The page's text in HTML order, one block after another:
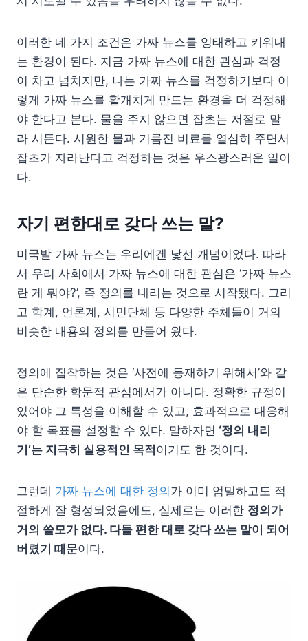
이러한 네 가지 조건은 가짜 뉴스를 잉태하고 키워내
는 환경이 된다. 지금 가짜 뉴스에 대한 관심과 걱정
이 차고 넘치지만, 나는 가짜 뉴스를 걱정하기보다 이
렇게 가짜 뉴스를 활개치게 만드는 환경을 더 걱정해
야 한다고 본다. 물을 주지 않으면 잡초는 저절로 말
라 시든다. 시원한 물과 기름진 비료를 열심히 주면서
잡초가 자라난다고 걱정하는 것은 우스꽝스러운 일이
다.
자기 편한대로 갖다 쓰는 말?
미국발 가짜 뉴스는 우리에겐 낯선 개념이었다. 따라
서 우리 사회에서 가짜 뉴스에 대한 관심은 ‘가짜 뉴스
란 게 뭐야?’, 즉 정의를 내리는 것으로 시작됐다. 그리
고 학계, 언론계, 시민단체 등 다양한 주체들이 거의
비슷한 내용의 정의를 만들어 왔다.
정의에 집착하는 것은 ‘사전에 등재하기 위해서’와 같
은 단순한 학문적 관심에서가 아니다. 정확한 규정이
있어야 그 특성을 이해할 수 있고, 효과적으로 대응해
야 할 목표를 설정할 수 있다. 말하자면 ‘정의 내리
기’는 지극히 실용적인 목적 이기도 한 것이다.
그런데 가짜 뉴스에 대한 정의 가 이미 엄밀하고도 적
절하게 잘 형성되었음에도, 실제로는 이러한 정의가
거의 쓸모가 없다. 다들 편한 대로 갖다 쓰는 말이 되어
버렸기 때문이다.